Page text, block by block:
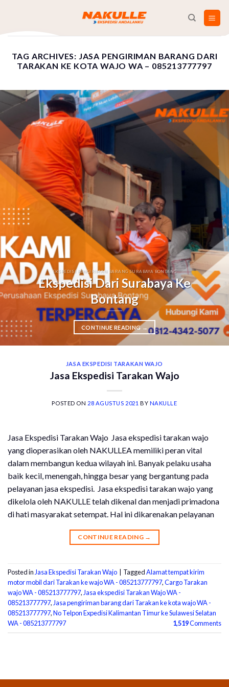
content
TAG ARCHIVES: JASA PENGIRIMAN BARANG DARI
TARAKAN KE KOTA WAJO WA – 085213777797
EKSPEDISI PENGIRIMAN BARANG SURABAYA BONTANG
Ekspedisi Dari Surabaya Ke
Bontang
CONTINUE READING →
JASA EKSPEDISI TARAKAN WAJO
Jasa Ekspedisi Tarakan Wajo
POSTED ON 28 AGUSTUS 2021 BY NAKULLE
Jasa Ekspedisi Tarakan Wajo Jasa ekspedisi tarakan wajo
yang dioperasikan oleh NAKULLEA memiliki peran vital
dalam membangun kedua wilayah ini. Banyak pelaku usaha
baik kecil, menengah, hingga besar yang bergantung pada
pelayanan jasa ekspedisi. Jasa ekspedisi tarakan wajo yang
dikelola oleh NAKULLE telah dikenal dan menjadi primadona
di hati masyarakat setempat. Hal ini dikarenakan pelayanan
CONTINUE READING →
Posted in Jasa Ekspedisi Tarakan Wajo TaggedAlamat tempat kirim
motor mobil dari Tarakan ke wajo WA - 085213777797,Cargo Tarakan
wajo WA - 085213777797, Jasa ekspedisi Tarakan Wajo WA -
085213777797, Jasa pengiriman barang dari Tarakan ke kota wajo WA -
085213777797,No Telpon Expedisi Kalimantan Timur ke Sulawesi Selatan
WA - 085213777797
1,519Comments